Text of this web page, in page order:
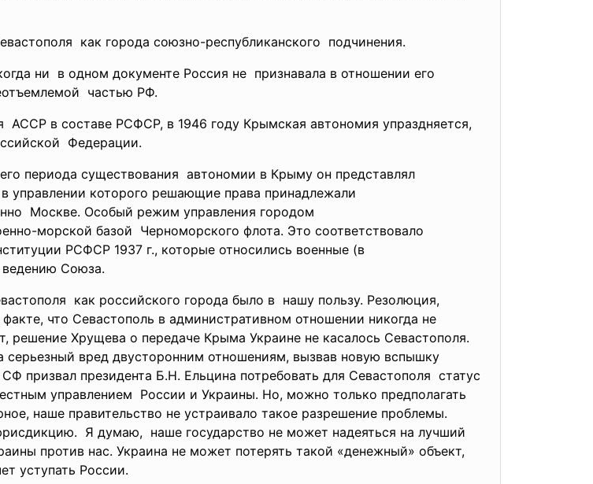
как города союзно-республиканского подчинения.
ни в одном документе Россия не признавала в отношении его
частью РФ.
в составе РСФСР, в 1946 году Крымская автономия упраздняется,
Федерации.
периода существования автономии в Крыму он представлял
управлении которого решающие права принадлежали
Москве. Особый режим управления городом
морской базой Черноморского флота. Это соответствовало
РСФСР 1937 г., которые относились военные (в
Союза.
как российского города было в нашу пользу. Резолюция,
что Севастополь в административном отношении никогда не
Хрущева о передаче Крыма Украине не касалось Севастополя.
вред двусторонним отношениям, вызвав новую вспышку
призвал президента Б.Н. Ельцина потребовать для Севастополя статус
управлением России и Украины. Но, можно только предполагать
наше правительство не устраивало такое разрешение проблемы.
Я думаю, наше государство не может надеяться на лучший
против нас. Украина не может потерять такой «денежный» объект,
уступать России.